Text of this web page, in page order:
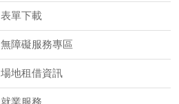
表單下載
無障礙服務專區
場地租借資訊
就業服務